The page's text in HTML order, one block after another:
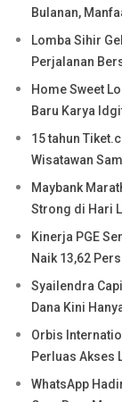
Bulanan,
Lomba Sihir
Perjalanan
Home Sweet
Baru Karya
15 tahun
Wisatawan
Maybank
Strong di Hari
Kinerja PGE
Naik 13,62
Syailendra
Dana Kini
Orbis
Perluas Akses
WhatsApp